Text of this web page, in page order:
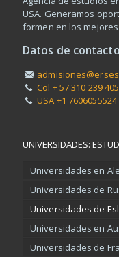
USA. Generamos
formen en los
Datos de contacto
Col + 57 310 239
USA +1 7606055524
UNIVERSIDADES:
Universidades en
Universidades de
Universidades de
Universidades en
Universidades de